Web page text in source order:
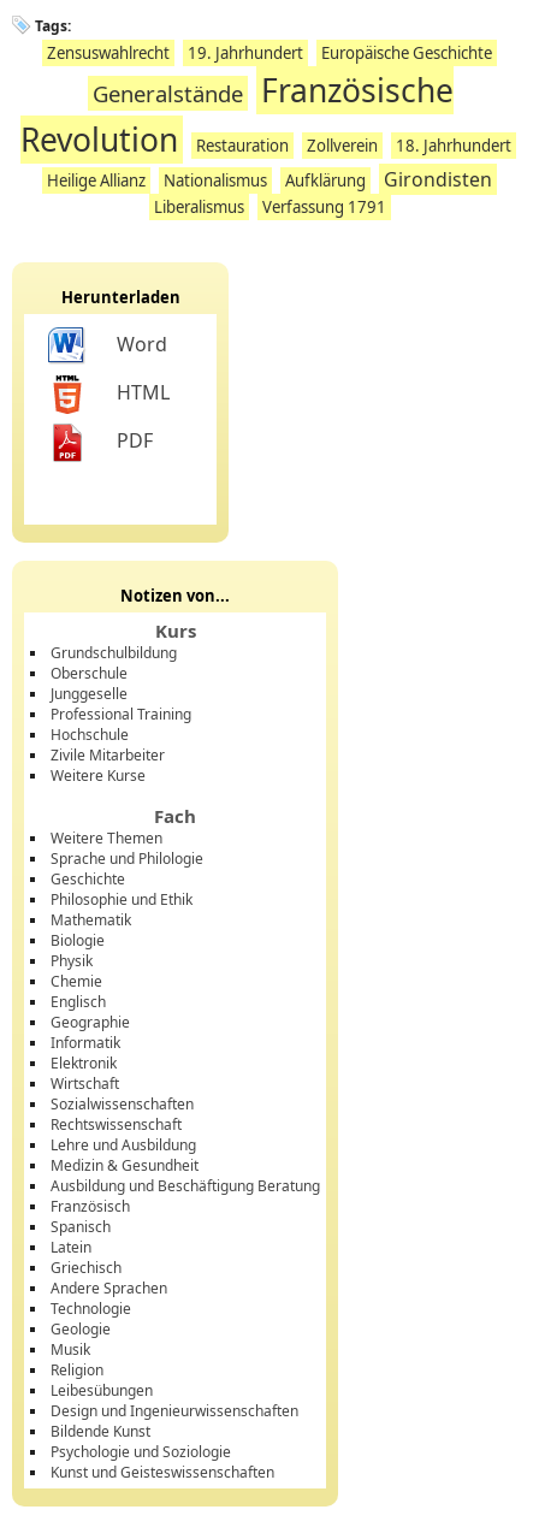
Tags:
Zensuswahlrecht 19. Jahrhundert Europäische Geschichte
Generalstände
Französische
Revolution
Restauration Zollverein
18. Jahrhundert
Heilige Allianz
Nationalismus Aufklärung Girondisten
Liberalismus Verfassung 1791
Herunterladen
Word
HTML
PDF
Notizen von...
Kurs
Grundschulbildung
Oberschule
Junggeselle
Professional Training
Hochschule
Zivile Mitarbeiter
Weitere Kurse
Fach
Weitere Themen
Sprache und Philologie
Geschichte
Philosophie und Ethik
Mathematik
Biologie
Physik
Chemie
Englisch
Geographie
Informatik
Elektronik
Wirtschaft
Sozialwissenschaften
Rechtswissenschaft
Lehre und Ausbildung
Medizin & Gesundheit
Ausbildung und Beschäftigung Beratung
Französisch
Spanisch
Latein
Griechisch
Andere Sprachen
Technologie
Geologie
Musik
Religion
Leibesübungen
Design und Ingenieurwissenschaften
Bildende Kunst
Psychologie und Soziologie
Kunst und Geisteswissenschaften